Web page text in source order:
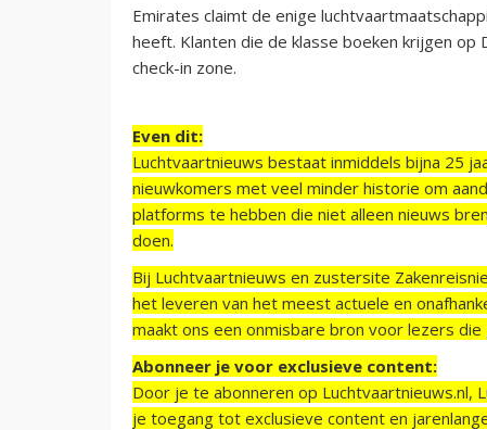
Emirates claimt de enige
heeft. Klanten die de klasse boeken krijgen
check-in zone.
Even dit:
Luchtvaartnieuws bestaat inmiddels bijna 25
nieuwkomers met veel minder historie om
platforms te hebben die niet alleen nieuws
doen.
Bij Luchtvaartnieuws en zustersite
het leveren van het meest actuele en
maakt ons een onmisbare bron voor lezers
Abonneer je voor exclusieve content:
Door je te abonneren op Luchtvaartnieuws.nl,
je toegang tot exclusieve content en